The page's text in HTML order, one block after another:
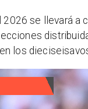
2026 se llevará a
los